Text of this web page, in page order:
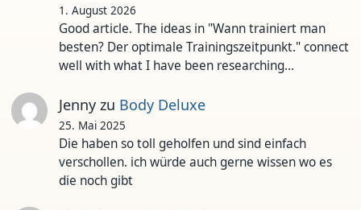
1. August 2026
Good article. The ideas in "Wann trainiert man
besten? Der optimale Trainingszeitpunkt." connect
well with what I have been researching…
Jennyzu Body Deluxe
25. Mai 2025
Die haben so toll geholfen und sind einfach
verschollen. ich würde auch gerne wissen wo es
die noch gibt